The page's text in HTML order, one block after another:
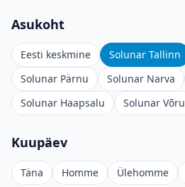
Asukoht
Eesti keskmine Solunar Tallinn
Solunar Pärnu
Solunar Narva
Solunar Haapsalu
Solunar Võru
Kuupäev
Täna Homme Ülehomme